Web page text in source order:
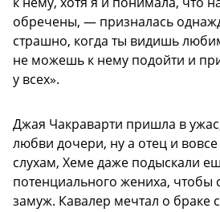
обречены, — призналась
страшно, когда ты видишь
не можешь к нему подойти и
у всех».
Джая Чакраварти пришла в
любви дочери, ну а отец и
слухам, Хеме даже подыскали
потенциального жениха, чтобы
замуж. Кавалер мечтал о браке